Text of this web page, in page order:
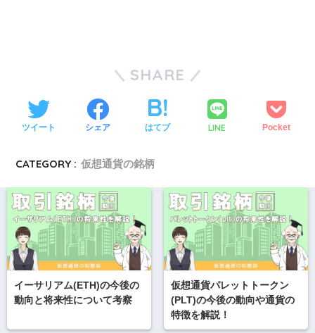
SHARE
ツイート シェア はてブ LINE Pocket
CATEGORY : 仮想通貨の銘柄
イーサリアム(ETH)の今後の
動向と将来性について考察
仮想通貨パレットトークン
(PLT)の今後の動向や通貨の
特徴を解説！